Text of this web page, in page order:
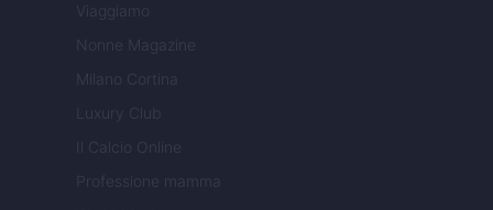
Viaggiamo
Nonne Magazine
Milano Cortina
Luxury Club
Il Calcio Online
Professione mamma